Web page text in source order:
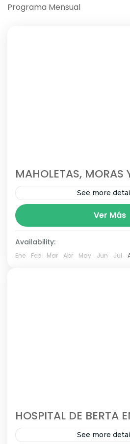
Programa Mensual
MAHOLETAS, MORAS
See more
PROGRAMACIÓN MENSUAL.
MORAS Y AGRECEJOS
Natural Sierra de
(todas las edades).Mejor
Ver Más
Availability:
Ene Feb Mar Abr May Jun Jul
HOSPITAL DE BERTA
See more